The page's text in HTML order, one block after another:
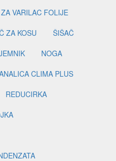
VARILAC FOLIJE
ZA KOSU
ŠIŠAČ
NOGA
CLIMA PLUS
REDUCIRKA